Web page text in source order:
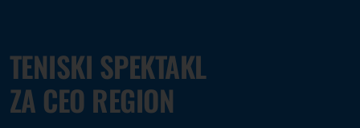
TENISKI SPEKTAKL
ZA CEO REGION